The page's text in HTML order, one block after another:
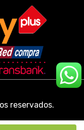
reservados.